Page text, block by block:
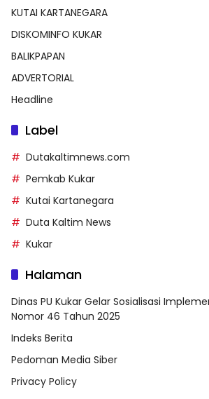
KUTAI KARTANEGARA
DISKOMINFO KUKAR
BALIKPAPAN
ADVERTORIAL
Headline
Label
Dutakaltimnews.com
Pemkab Kukar
Kutai Kartanegara
Duta Kaltim News
Kukar
Halaman
Dinas PU Kukar Gelar Sosialisasi
Nomor 46 Tahun 2025
Indeks Berita
Pedoman Media Siber
Privacy Policy